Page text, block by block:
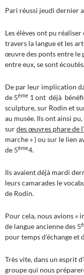
Pari réussi jeudi dernier
Les élèves ont pu
travers la langue et les
œuvre des ponts entre le
entre eux, se sont
De par leur implication
de 5ème 1 ont déjà
sculpture, sur Rodin et
au musée. Ils ont ainsi
surdes œuvres phare de
marche » ) ou sur le lien
de 5ème4.
Ils avaient déjà mardi
leurs camarades le
de Rodin.
Pour cela, nous avions «
de langue ancienne des 5
pour temps d’échange et
Très vite, dans un esprit
groupe qui nous